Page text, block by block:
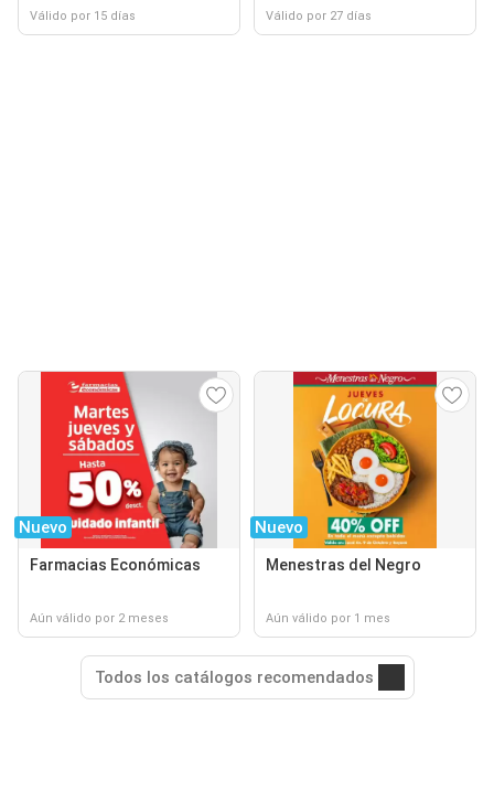
Válido por 15 días Válido por 27 días
Nuevo
Farmacias Económicas
Aún válido por 2 meses
Nuevo
Menestras del Negro
Aún válido por 1 mes
Todos los catálogos recomendados